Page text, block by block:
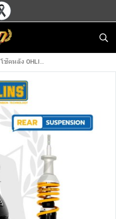
โช๊คหลัง OHLINS PI302 สำหรับ VESPA S125 LX125